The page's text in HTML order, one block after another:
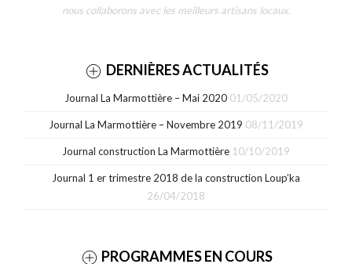
nous collaborons avec les meilleurs artisans locaux.
DERNIÈRES ACTUALITÉS
Journal La Marmottière – Mai 2020 01/05/2020
Journal La Marmottière – Novembre 2019 08/11/2019
Journal construction La Marmottière 10/10/2019
Journal 1 er trimestre 2018 de la construction Loup’ka
26/04/2018
PROGRAMMES EN COURS